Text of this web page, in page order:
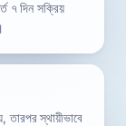
৭ দিন সক্রিয়
তারপর স্থায়ীভাবে